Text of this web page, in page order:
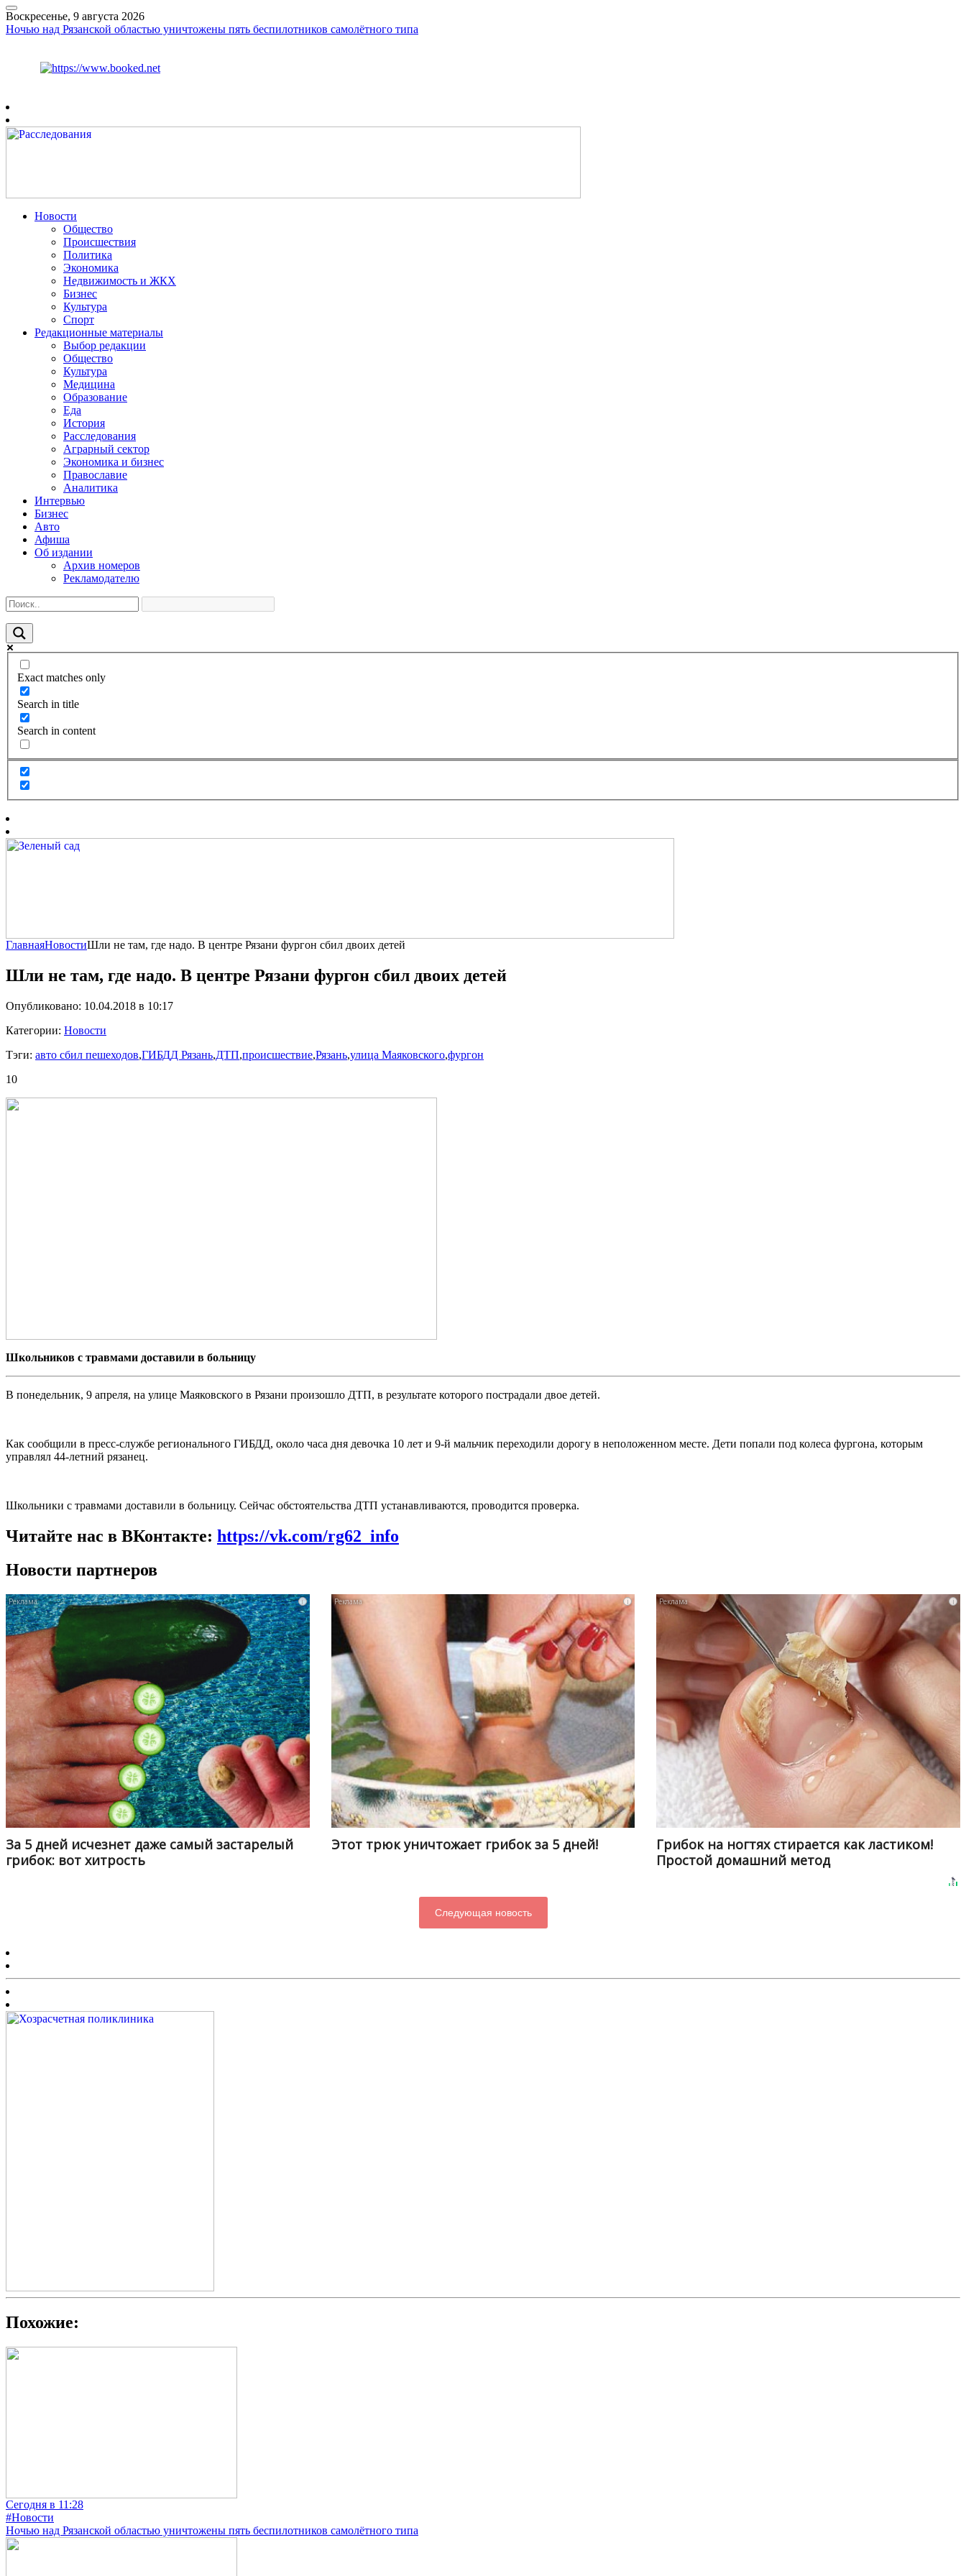
Воскресенье, 9 августа 2026
Ночью над Рязанской областью уничтожены пять беспилотников самолётного типа
Новости
Общество
Происшествия
Политика
Экономика
Недвижимость и ЖКХ
Бизнес
Культура
Спорт
Редакционные материалы
Выбор редакции
Общество
Культура
Медицина
Образование
Еда
История
Расследования
Аграрный сектор
Экономика и бизнес
Православие
Аналитика
Интервью
Бизнес
Авто
Афиша
Об издании
Архив номеров
Рекламодателю
Exact matches only
Search in title
Search in content
ГлавнаяНовостиШли не там, где надо. В центре Рязани фургон сбил двоих детей
Шли не там, где надо. В центре Рязани фургон сбил двоих детей
Опубликовано: 10.04.2018 в 10:17
Категории: Новости
Тэги: авто сбил пешеходов,ГИБДД Рязань,ДТП,происшествие,Рязань,улица Маяковского,фургон
10
Школьников с травмами доставили в больницу
В понедельник, 9 апреля, на улице Маяковского в Рязани произошло ДТП, в результате которого пострадали двое детей.
Как сообщили в пресс-службе регионального ГИБДД, около часа дня девочка 10 лет и 9-й мальчик переходили дорогу в неположенном месте. Дети попали под колеса фургона, которым
управлял 44-летний рязанец.
Школьники с травмами доставили в больницу. Сейчас обстоятельства ДТП устанавливаются, проводится проверка.
Читайте нас в ВКонтакте: https://vk.com/rg62_info
Новости партнеров
i
За 5 дней исчезнет даже самый застарелый
грибок: вот хитрость
i
Этот трюк уничтожает грибок за 5 дней!
i
Грибок на ногтях стирается как ластиком!
Простой домашний метод
Следующая новость
Похожие:
Сегодня в 11:28
#Новости
Ночью над Рязанской областью уничтожены пять беспилотников самолётного типа